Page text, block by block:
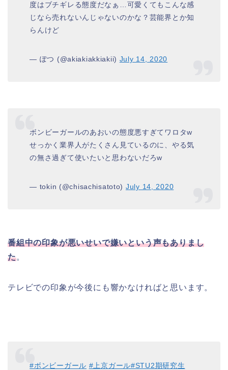
度はブチギレる態度だなぁ…可愛くてもこんな感
じなら売れないんじゃないのかな？芸能界とか知
らんけど
— ぽつ (@akiakiakkiakii) July 14, 2020
ボンビーガールのあおいの態度悪すぎてワロタw
せっかく業界人がたくさん見ているのに、やる気
の無さ過ぎて使いたいと思わないだろw
— tokin (@chisachisatoto) July 14, 2020
番組中の印象が悪いせいで嫌いという声もありまし
た。
テレビでの印象が今後にも響かなければと思います。
#ボンビーガール #上京ガール#STU2期研究生